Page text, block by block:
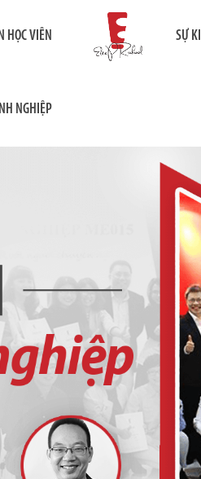
HỌC VIÊN
NGHIỆP
SỰ